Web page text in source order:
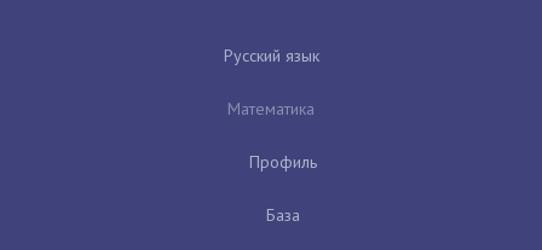
Русский язык
Математика
Профиль
База